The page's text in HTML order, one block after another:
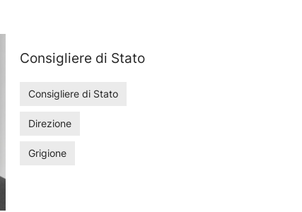
Consigliere di Stato
Consigliere di Stato
Direzione
Grigione